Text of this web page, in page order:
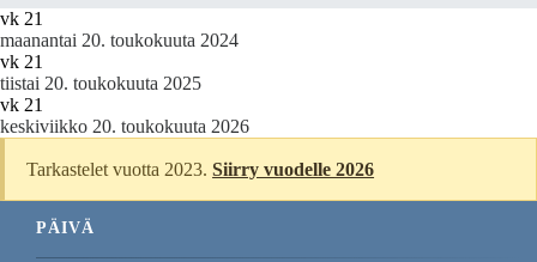
vk 21
maanantai 20. toukokuuta 2024
vk 21
tiistai 20. toukokuuta 2025
vk 21
keskiviikko 20. toukokuuta 2026
Tarkastelet vuotta 2023.Siirry vuodelle 2026
PÄIVÄ